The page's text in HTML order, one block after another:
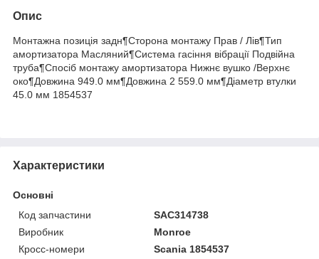
Опис
Монтажна позиція задн¶Сторона монтажу Прав / Лів¶Тип
амортизатора Масляний¶Система гасіння вібрації Подвійна
труба¶Спосіб монтажу амортизатора Нижнє вушко /Верхнє
око¶Довжина 949.0 мм¶Довжина 2 559.0 мм¶Діаметр втулки
45.0 мм 1854537
Характеристики
Основні
Код запчастини
SAC314738
Виробник
Monroe
Кросс-номери
Scania 1854537